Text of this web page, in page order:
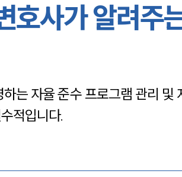
채용정보
호사가 알려주
는 자율 준수 프로그램 관리 및
적입니다.